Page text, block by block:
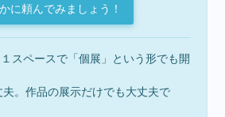
に頼んでみましょう！
スペースで「個展」という形でも開
。作品の展示だけでも大丈夫で